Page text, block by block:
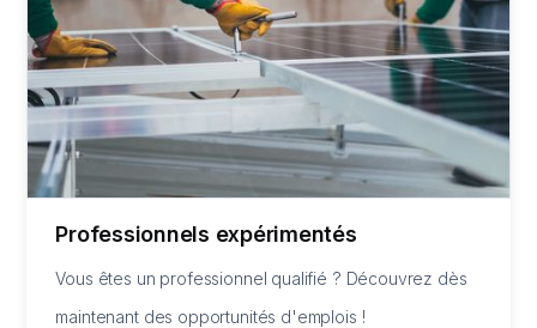
Professionnels expérimentés
Vous êtes un professionnel qualifié ? Découvrez dès
maintenant des opportunités d'emplois !